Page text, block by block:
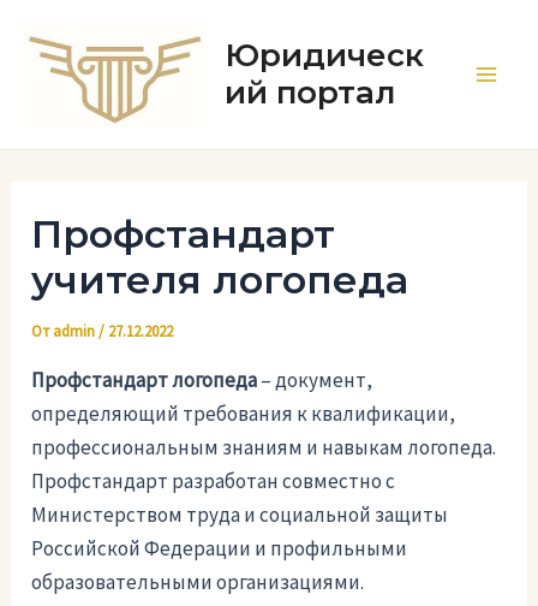
содержимому
Юридическ
ий портал
Профстандарт
учителя логопеда
Отadmin/ 27.12.2022
Профстандарт логопеда– документ,
определяющий требования к квалификации,
профессиональным знаниям и навыкам логопеда.
Профстандарт разработан совместно с
Министерством труда и социальной защиты
Российской Федерации и профильными
образовательными организациями.